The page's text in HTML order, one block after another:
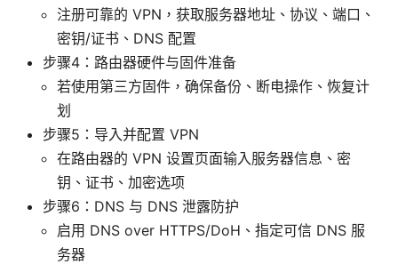
注册可靠的 VPN，获取服务器地址、协议、端口、
密钥/证书、DNS 配置
步骤4：路由器硬件与固件准备
若使用第三方固件，确保备份、断电操作、恢复计
划
步骤5：导入并配置 VPN
在路由器的 VPN 设置页面输入服务器信息、密
钥、证书、加密选项
步骤6：DNS 与 DNS 泄露防护
启用 DNS over HTTPS/DoH、指定可信 DNS 服
务器